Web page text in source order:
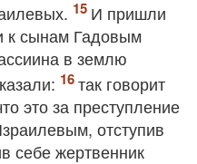
И пришли
к сынам Гадовым
в землю
так говорит
это за преступление
отступив
себе жертвенник